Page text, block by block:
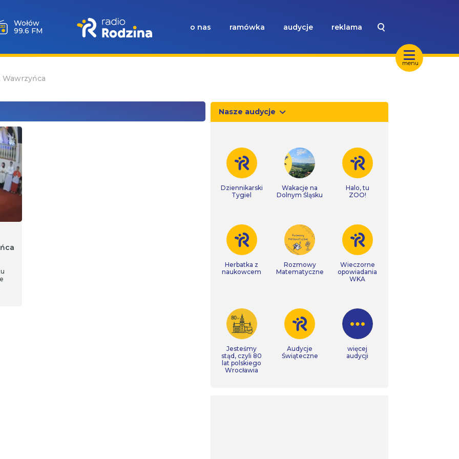
menu
Wołów
99.6 FM
o nas ramówka audycje reklama
Wawrzyńca
Nasze audycje
Dziennikarski
Tygiel
Wakacje na
Dolnym Śląsku
Halo, tu
ZOO!
Herbatka z
naukowcem
Rozmowy
Matematyczne
Wieczorne
opowiadania
WKA
Jesteśmy
stąd, czyli 80
lat polskiego
Wrocławia
Audycje
Świąteczne
więcej
audycji